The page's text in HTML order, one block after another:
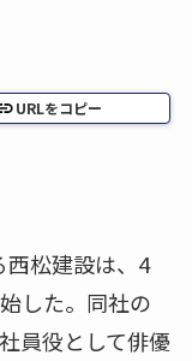
URLをコピー
西松建設は、4
した。同社の
員役として俳優